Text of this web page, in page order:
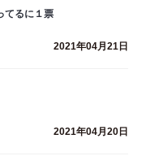
てるに１票
2021年04月21日
2021年04月20日